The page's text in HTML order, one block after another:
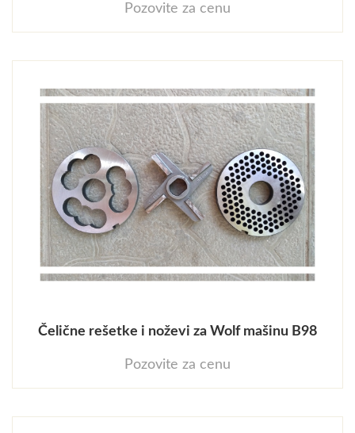
Pozovite za cenu
Čelične rešetke i noževi za Wolf mašinu B98
Pozovite za cenu